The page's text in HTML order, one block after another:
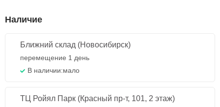
Наличие
Ближний склад (Новосибирск)
перемещение 1 день
В наличии:мало
ТЦ Ройял Парк (Красный пр-т, 101, 2 этаж)